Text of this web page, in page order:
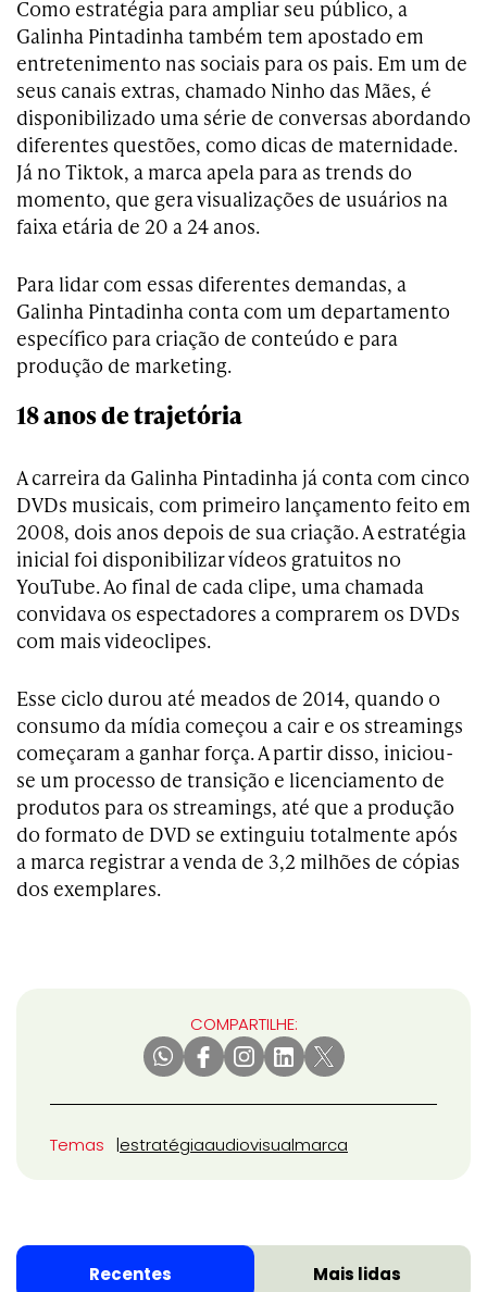
Como estratégia para ampliar seu público, a
Galinha Pintadinha também tem apostado em
entretenimento nas sociais para os pais. Em um de
seus canais extras, chamado Ninho das Mães, é
disponibilizado uma série de conversas abordando
diferentes questões, como dicas de maternidade.
Já no Tiktok, a marca apela para as trends do
momento, que gera visualizações de usuários na
faixa etária de 20 a 24 anos.
Para lidar com essas diferentes demandas, a
Galinha Pintadinha conta com um departamento
específico para criação de conteúdo e para
produção de marketing.
18 anos de trajetória
A carreira da Galinha Pintadinha já conta com cinco
DVDs musicais, com primeiro lançamento feito em
2008, dois anos depois de sua criação. A estratégia
inicial foi disponibilizar vídeos gratuitos no
YouTube. Ao final de cada clipe, uma chamada
convidava os espectadores a comprarem os DVDs
com mais videoclipes.
Esse ciclo durou até meados de 2014, quando o
consumo da mídia começou a cair e os streamings
começaram a ganhar força. A partir disso, iniciou-
se um processo de transição e licenciamento de
produtos para os streamings, até que a produção
do formato de DVD se extinguiu totalmente após
a marca registrar a venda de 3,2 milhões de cópias
dos exemplares.
COMPARTILHE:
Temas estratégiaaudiovisualmarca
Recentes Mais lidas